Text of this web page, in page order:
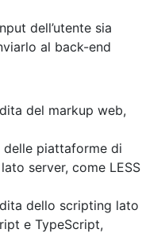
dell’utente sia
al back-end
del markup web,
delle piattaforme di
server, come LESS
dello scripting lato
e TypeScript,